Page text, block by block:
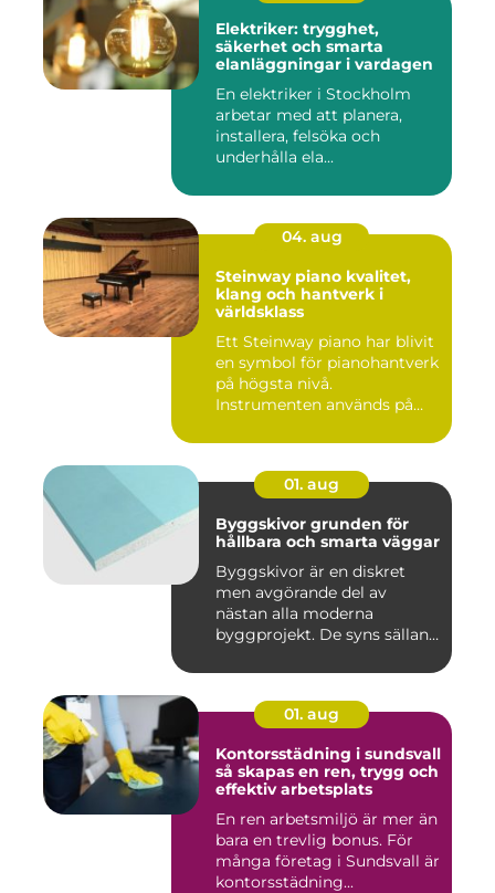
Elektriker: trygghet,
säkerhet och smarta
elanläggningar i vardagen
En elektriker i Stockholm
arbetar med att planera,
installera, felsöka och
underhålla ela...
04. aug
Steinway piano kvalitet,
klang och hantverk i
världsklass
Ett Steinway piano har blivit
en symbol för pianohantverk
på högsta nivå.
Instrumenten används på
01. aug
Byggskivor grunden för
hållbara och smarta väggar
Byggskivor är en diskret
men avgörande del av
nästan alla moderna
byggprojekt. De syns sällan
01. aug
Kontorsstädning i sundsvall
så skapas en ren, trygg och
effektiv arbetsplats
En ren arbetsmiljö är mer än
bara en trevlig bonus. För
många företag i Sundsvall är
kontorsstädning...